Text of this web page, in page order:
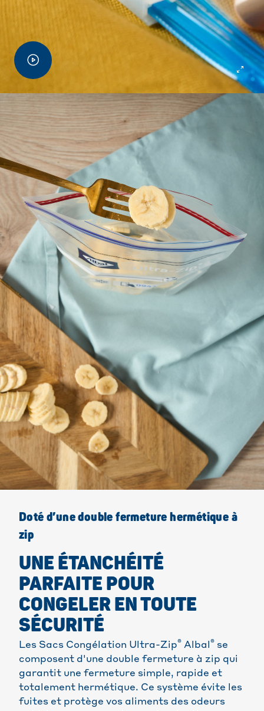
Doté d’une double fermeture hermétique à
zip
UNE ÉTANCHÉITÉ
PARFAITE POUR
CONGELER EN TOUTE
SÉCURITÉ
Les Sacs Congélation Ultra-Zip® Albal® se
composent d'une double fermeture à zip qui
garantit une fermeture simple, rapide et
totalement hermétique. Ce système évite les
fuites et protège vos aliments des odeurs